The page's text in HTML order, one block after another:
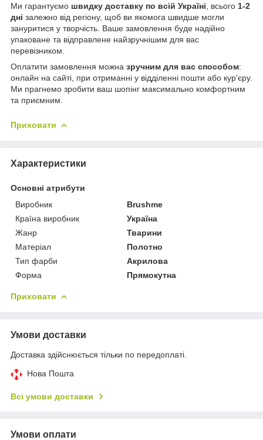
Ми гарантуємо швидку доставку по всій Україні , всього 1-2
дні залежно від регіону, щоб ви якомога швидше могли
зануритися у творчість. Ваше замовлення буде надійно
упаковане та відправлене найзручнішим для вас
перевізником.
Оплатити замовлення можна зручним для вас способом:
онлайн на сайті, при отриманні у відділенні пошти або кур'єру.
Ми прагнемо зробити ваш шопінг максимально комфортним
та приємним.
Приховати
Характеристики
Основні атрибути
Виробник
Brushme
Країна виробник
Україна
Жанр
Тварини
Матеріал
Полотно
Тип фарби
Акрилова
Форма
Прямокутна
Приховати
Умови доставки
Доставка здійснюється тільки по передоплаті.
Нова Пошта
Всі умови доставки
Умови оплати